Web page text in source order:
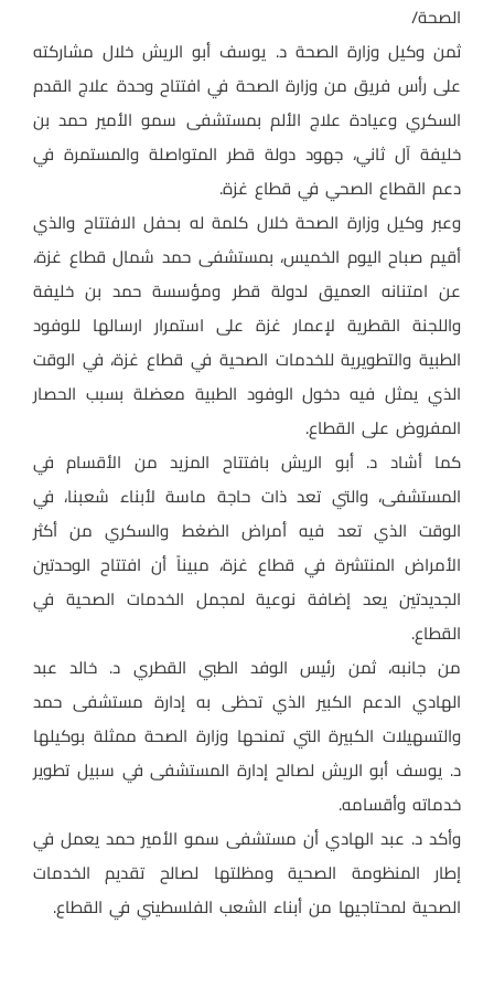
الصحة/
ثمن وكيل وزارة الصحة د. يوسف أبو الريش خلال مشاركته
على رأس فريق من وزارة الصحة في افتتاح وحدة علاج القدم
السكري وعيادة علاج الألم بمستشفى سمو الأمير حمد بن
خليفة آل ثاني، جهود دولة قطر المتواصلة والمستمرة في
دعم القطاع الصحي في قطاع غزة.
وعبر وكيل وزارة الصحة خلال كلمة له بحفل الافتتاح والذي
أقيم صباح اليوم الخميس، بمستشفى حمد شمال قطاع غزة،
عن امتنانه العميق لدولة قطر ومؤسسة حمد بن خليفة
واللجنة القطرية لإعمار غزة على استمرار ارسالها للوفود
الطبية والتطويرية للخدمات الصحية في قطاع غزة، في الوقت
الذي يمثل فيه دخول الوفود الطبية معضلة بسبب الحصار
المفروض على القطاع.
كما أشاد د. أبو الريش بافتتاح المزيد من الأقسام في
المستشفى، والتي تعد ذات حاجة ماسة لأبناء شعبنا، في
الوقت الذي تعد فيه أمراض الضغط والسكري من أكثر
الأمراض المنتشرة في قطاع غزة، مبيناً أن افتتاح الوحدتين
الجديدتين يعد إضافة نوعية لمجمل الخدمات الصحية في
القطاع.
من جانبه، ثمن رئيس الوفد الطبي القطري د. خالد عبد
الهادي الدعم الكبير الذي تحظى به إدارة مستشفى حمد
والتسهيلات الكبيرة التي تمنحها وزارة الصحة ممثلة بوكيلها
د. يوسف أبو الريش لصالح إدارة المستشفى في سبيل تطوير
خدماته وأقسامه.
وأكد د. عبد الهادي أن مستشفى سمو الأمير حمد يعمل في
إطار المنظومة الصحية ومظلتها لصالح تقديم الخدمات
الصحية لمحتاجيها من أبناء الشعب الفلسطيني في القطاع.